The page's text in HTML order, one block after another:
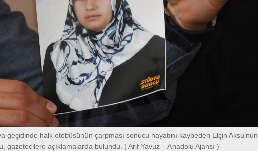
geçidinde halk otobüsünün çarpması sonucu hayatını kaybeden Elçin Aksu’nun
gazetecilere açıklamalarda bulundu. ( Arif Yavuz – Anadolu Ajansı )